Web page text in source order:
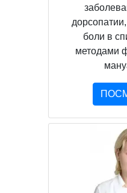
боли в
методами